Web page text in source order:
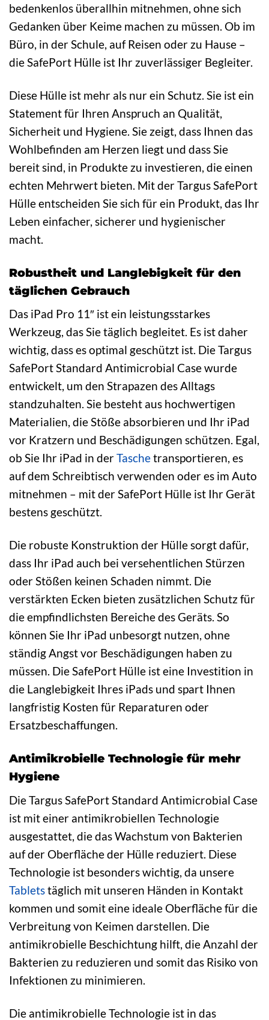
bedenkenlos überallhin mitnehmen, ohne sich
Gedanken über Keime machen zu müssen. Ob im
Büro, in der Schule, auf Reisen oder zu Hause –
die SafePort Hülle ist Ihr zuverlässiger Begleiter.
Diese Hülle ist mehr als nur ein Schutz. Sie ist ein
Statement für Ihren Anspruch an Qualität,
Sicherheit und Hygiene. Sie zeigt, dass Ihnen das
Wohlbefinden am Herzen liegt und dass Sie
bereit sind, in Produkte zu investieren, die einen
echten Mehrwert bieten. Mit der Targus SafePort
Hülle entscheiden Sie sich für ein Produkt, das Ihr
Leben einfacher, sicherer und hygienischer
macht.
Robustheit und Langlebigkeit für den
täglichen Gebrauch
Das iPad Pro 11″ ist ein leistungsstarkes
Werkzeug, das Sie täglich begleitet. Es ist daher
wichtig, dass es optimal geschützt ist. Die Targus
SafePort Standard Antimicrobial Case wurde
entwickelt, um den Strapazen des Alltags
standzuhalten. Sie besteht aus hochwertigen
Materialien, die Stöße absorbieren und Ihr iPad
vor Kratzern und Beschädigungen schützen. Egal,
ob Sie Ihr iPad in derTaschetransportieren, es
auf dem Schreibtisch verwenden oder es im Auto
mitnehmen – mit der SafePort Hülle ist Ihr Gerät
bestens geschützt.
Die robuste Konstruktion der Hülle sorgt dafür,
dass Ihr iPad auch bei versehentlichen Stürzen
oder Stößen keinen Schaden nimmt. Die
verstärkten Ecken bieten zusätzlichen Schutz für
die empfindlichsten Bereiche des Geräts. So
können Sie Ihr iPad unbesorgt nutzen, ohne
ständig Angst vor Beschädigungen haben zu
müssen. Die SafePort Hülle ist eine Investition in
die Langlebigkeit Ihres iPads und spart Ihnen
langfristig Kosten für Reparaturen oder
Ersatzbeschaffungen.
Antimikrobielle Technologie für mehr
Hygiene
Die Targus SafePort Standard Antimicrobial Case
ist mit einer antimikrobiellen Technologie
ausgestattet, die das Wachstum von Bakterien
auf der Oberfläche der Hülle reduziert. Diese
Technologie ist besonders wichtig, da unsere
Tabletstäglich mit unseren Händen in Kontakt
kommen und somit eine ideale Oberfläche für die
Verbreitung von Keimen darstellen. Die
antimikrobielle Beschichtung hilft, die Anzahl der
Bakterien zu reduzieren und somit das Risiko von
Infektionen zu minimieren.
Die antimikrobielle Technologie ist in das